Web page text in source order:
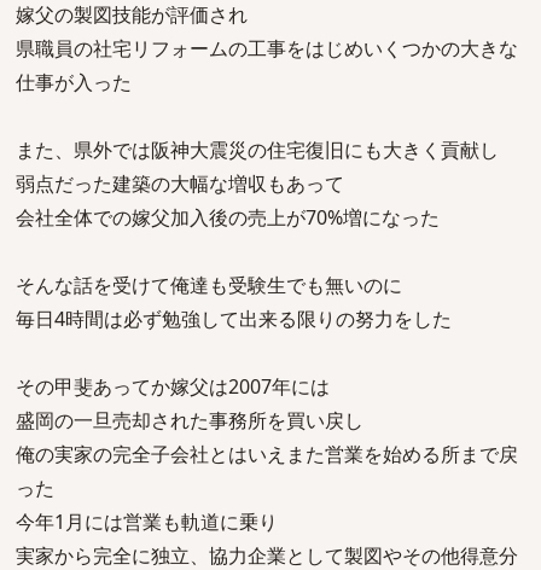
嫁父の製図技能が評価され
県職員の社宅リフォームの工事をはじめいくつかの大きな
仕事が入った
また、県外では阪神大震災の住宅復旧にも大きく貢献し
弱点だった建築の大幅な増収もあって
会社全体での嫁父加入後の売上が70%増になった
そんな話を受けて俺達も受験生でも無いのに
毎日4時間は必ず勉強して出来る限りの努力をした
その甲斐あってか嫁父は2007年には
盛岡の一旦売却された事務所を買い戻し
俺の実家の完全子会社とはいえまた営業を始める所まで戻
った
今年1月には営業も軌道に乗り
実家から完全に独立、協力企業として製図やその他得意分